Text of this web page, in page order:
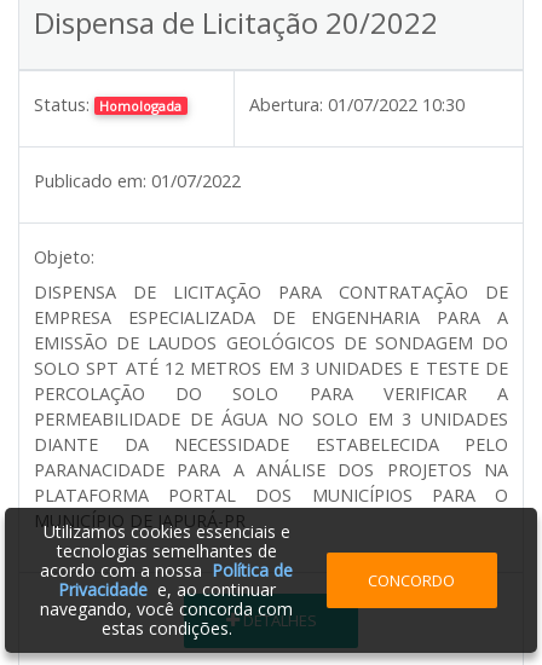
Dispensa de Licitação 20/2022
Status: Homologada Abertura: 01/07/2022 10:30
Publicado em: 01/07/2022
Objeto:
DISPENSA DE LICITAÇÃO PARA CONTRATAÇÃO DE
EMPRESA ESPECIALIZADA DE ENGENHARIA PARA A
EMISSÃO DE LAUDOS GEOLÓGICOS DE SONDAGEM DO
SOLO SPT ATÉ 12 METROS EM 3 UNIDADES E TESTE DE
PERCOLAÇÃO DO SOLO PARA VERIFICAR A
PERMEABILIDADE DE ÁGUA NO SOLO EM 3 UNIDADES
DIANTE DA NECESSIDADE ESTABELECIDA PELO
PARANACIDADE PARA A ANÁLISE DOS PROJETOS NA
PLATAFORMA PORTAL DOS MUNICÍPIOS PARA O
MUNICÍPIO DE JAPURÁ-PR
DETALHES
Utilizamos cookies essenciais e
tecnologias semelhantes de
acordo com a nossa Política de
Privacidadee, ao continuar
navegando, você concorda com
estas condições.
CONCORDO